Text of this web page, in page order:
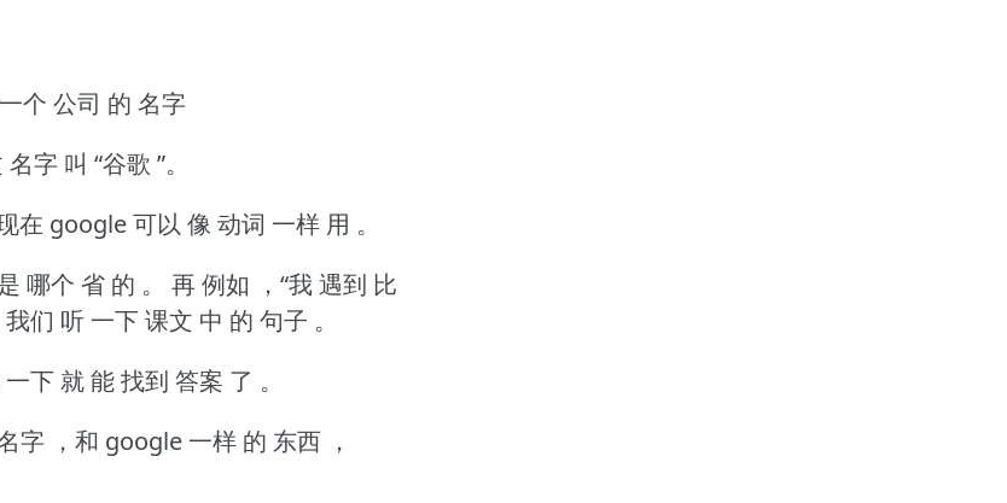
个 公司 的 名字
字 叫 “谷歌 ”。
google 可以 像 动词 一样 用 。
哪个 省 的 。
再 例如 ，“我 遇到 比
们 听 一下 课文 中 的 句子 。
下 就 能 找到 答案 了 。
字 ，和 google 一样 的 东西 ，